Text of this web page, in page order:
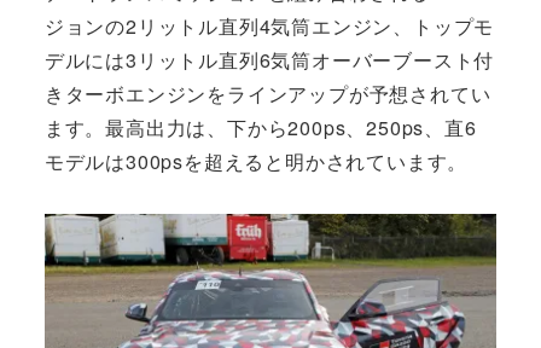
ジョンの2リットル直列4気筒エンジン、トップモ
デルには3リットル直列6気筒オーバーブースト付
きターボエンジンをラインアップが予想されてい
ます。最高出力は、下から200ps、250ps、直6
モデルは300psを超えると明かされています。